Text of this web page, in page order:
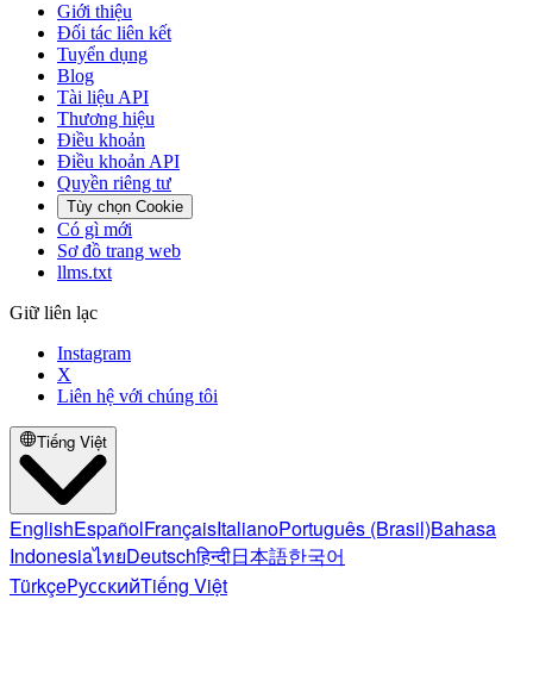
Giới thiệu
Đối tác liên kết
Tuyển dụng
Blog
Tài liệu API
Thương hiệu
Điều khoản
Điều khoản API
Quyền riêng tư
Tùy chọn Cookie
Có gì mới
Sơ đồ trang web
llms.txt
Giữ liên lạc
Instagram
X
Liên hệ với chúng tôi
Tiếng Việt
EnglishEspañolFrançaisItalianoPortuguês (Brasil)Bahasa
IndonesiaไทยDeutschहिन्दी日本語한국어
TürkçeРусскийTiếng Việt